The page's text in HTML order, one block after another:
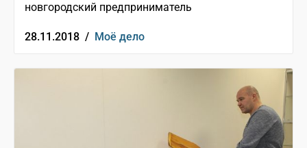
новгородский предприниматель
28.11.2018 / Моё дело